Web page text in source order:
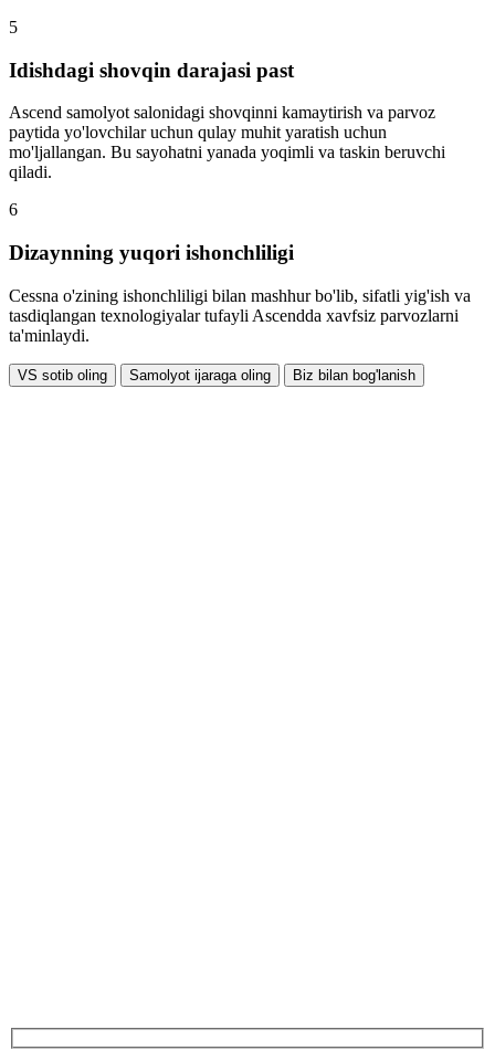
5
Idishdagi shovqin darajasi past
Ascend samolyot salonidagi shovqinni kamaytirish va parvoz
paytida yo'lovchilar uchun qulay muhit yaratish uchun
mo'ljallangan. Bu sayohatni yanada yoqimli va taskin beruvchi
qiladi.
6
Dizaynning yuqori ishonchliligi
Cessna o'zining ishonchliligi bilan mashhur bo'lib, sifatli yig'ish va
tasdiqlangan texnologiyalar tufayli Ascendda xavfsiz parvozlarni
ta'minlaydi.
VS sotib oling Samolyot ijaraga oling Biz bilan bog'lanish